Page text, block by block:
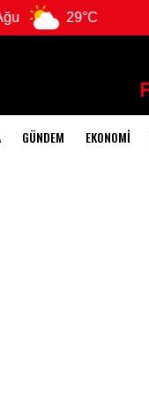
29°C
GÜNDEM EKONOMI